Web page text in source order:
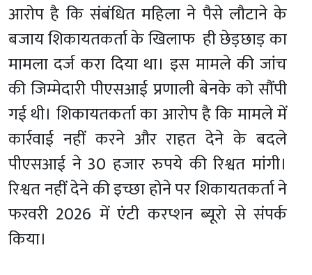
आरोप है कि संबंधित महिला ने पैसे लौटाने के
बजाय शिकायतकर्ता के खिलाफ ही छेड़छाड़ का
मामला दर्ज करा दिया था। इस मामले की जांच
की जिम्मेदारी पीएसआई प्रणाली बेनके को सौंपी
गई थी। शिकायतकर्ता का आरोप है कि मामले में
कार्रवाई नहीं करने और राहत देने के बदले
पीएसआई ने 30 हजार रुपये की रिश्वत मांगी।
रिश्वत नहीं देने की इच्छा होने पर शिकायतकर्ता ने
फरवरी 2026 में एंटी करप्शन ब्यूरो से संपर्क
किया।